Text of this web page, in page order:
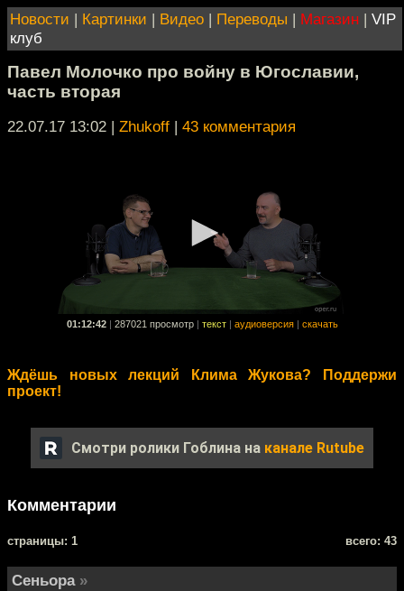
Новости | Картинки | Видео | Переводы | Магазин | VIP
клуб
Павел Молочко про войну в Югославии,
часть вторая
22.07.17 13:02 | Zhukoff | 43 комментария
01:12:42 287021 просмотр текст аудиоверсия скачать
Ждёшь новых лекций Клима Жукова? Поддержи
проект!
Смотри ролики Гоблина на канале Rutube
Комментарии
cтраницы: 1 всего: 43
Сеньора »